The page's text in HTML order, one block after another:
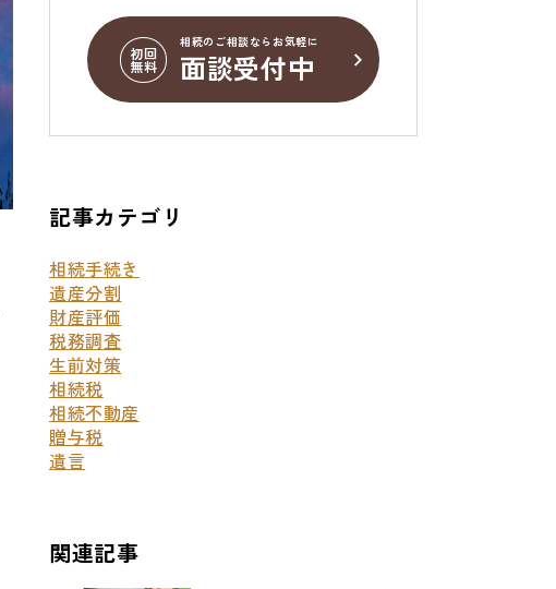
初回
無料
相続のご相談ならお気軽に
面談受付中
記事カテゴリ
相続手続き
遺産分割
財産評価
税務調査
生前対策
相続税
相続不動産
贈与税
遺言
関連記事